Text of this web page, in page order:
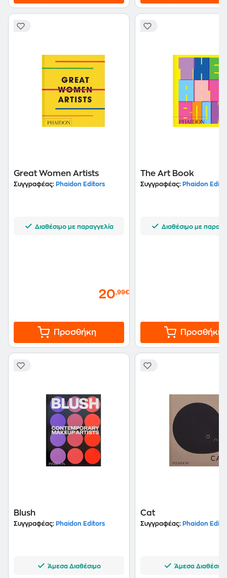
Great Women Artists
Συγγραφέας: Phaidon Editors
Διαθέσιμο με παραγγελία
20,99€
Προσθήκη
The Art Book
Συγγραφέας: Phaidon
Διαθέσιμο με
Προσθήκη
Blush
Συγγραφέας: Phaidon Editors
Άμεσα Διαθέσιμο
Cat
Συγγραφέας: Phaidon
Άμεσα Διαθέσιμο